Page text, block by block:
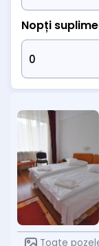
Nopți
Toate